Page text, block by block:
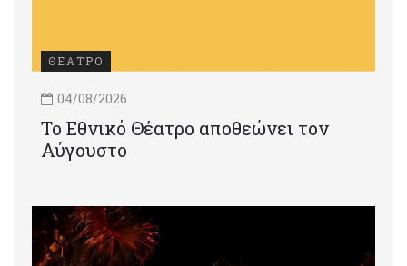
ΘΕΑΤΡΟ
04/08/2026
Το Εθνικό Θέατρο αποθεώνει τον
Αύγουστο